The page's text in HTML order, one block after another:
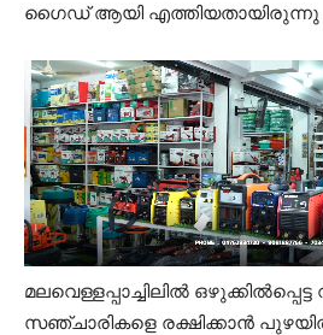
ഗൈഡ് ആയി എത്തിയതായിരുന്നു
മലവെള്ളപ്പാച്ചിലിൽ
സഞ്ചാരികളെ രക്ഷിക്കാൻ